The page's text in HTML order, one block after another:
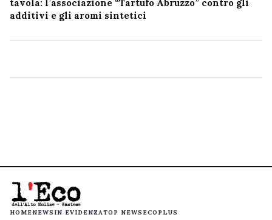
tavola: l’associazione “Tartufo Abruzzo” contro gli
additivi e gli aromi sintetici
HOMENEWS IN EVIDENZATOP NEWS ECOPLUS